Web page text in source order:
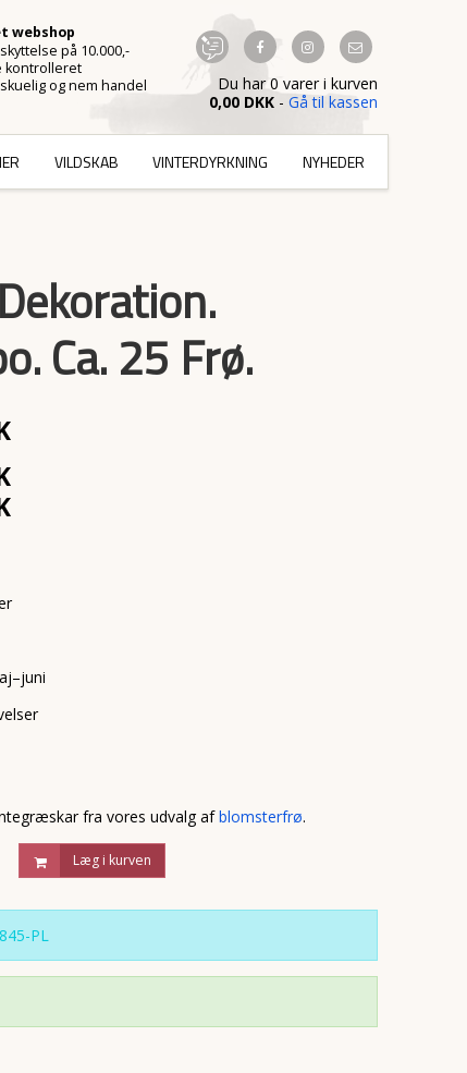
webshop
på 10.000,-
kontrolleret
og nem handel
Du har 0 varer i kurven
0,00 DKK- Gå til kassen
VILDSKAB VINTERDYRKNING NYHEDER
Ca. 25 Frø.
fra vores udvalg afblomsterfrø.
Læg i kurven
PL